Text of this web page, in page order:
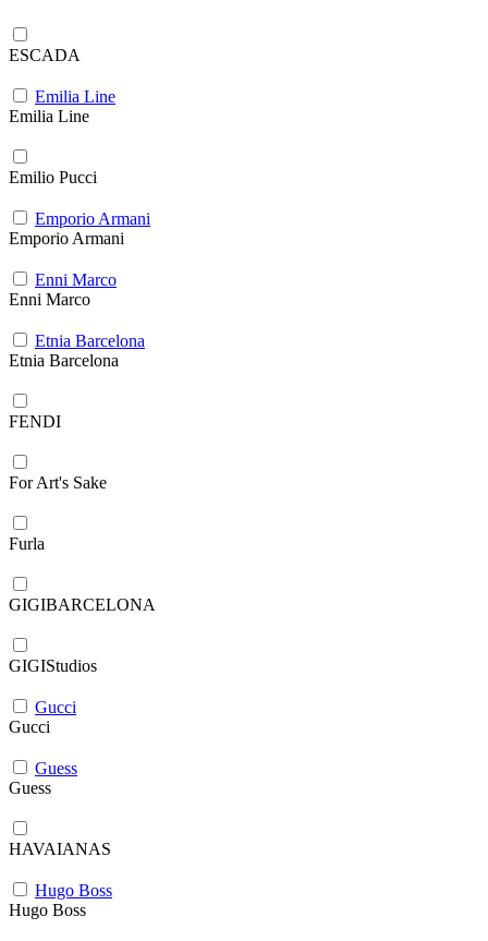
ESCADA
Emilia Line
Emilia Line
Emilio Pucci
Emporio Armani
Emporio Armani
Enni Marco
Enni Marco
Etnia Barcelona
Etnia Barcelona
FENDI
For Art's Sake
Furla
GIGIBARCELONA
GIGIStudios
Gucci
Gucci
Guess
Guess
HAVAIANAS
Hugo Boss
Hugo Boss